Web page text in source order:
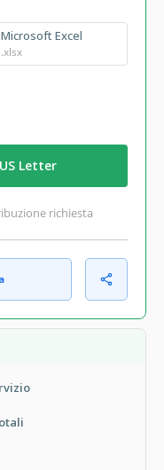
Microsoft Excel
.xlsx
Letter
richiesta